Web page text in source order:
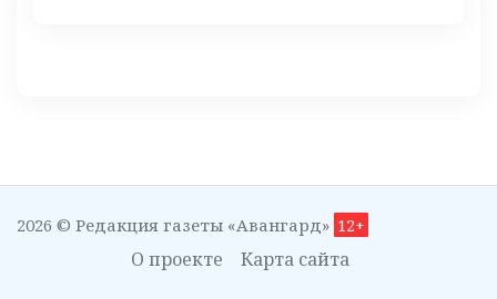
2026 © Редакция газеты «Авангард» 12+
О проекте Карта сайта